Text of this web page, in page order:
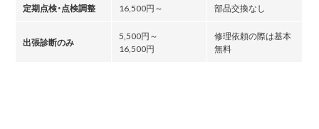
定期点検・点検調整 16,500円～ 部品交換なし
出張診断のみ
5,500円～
16,500円
修理依頼の際は基本
無料